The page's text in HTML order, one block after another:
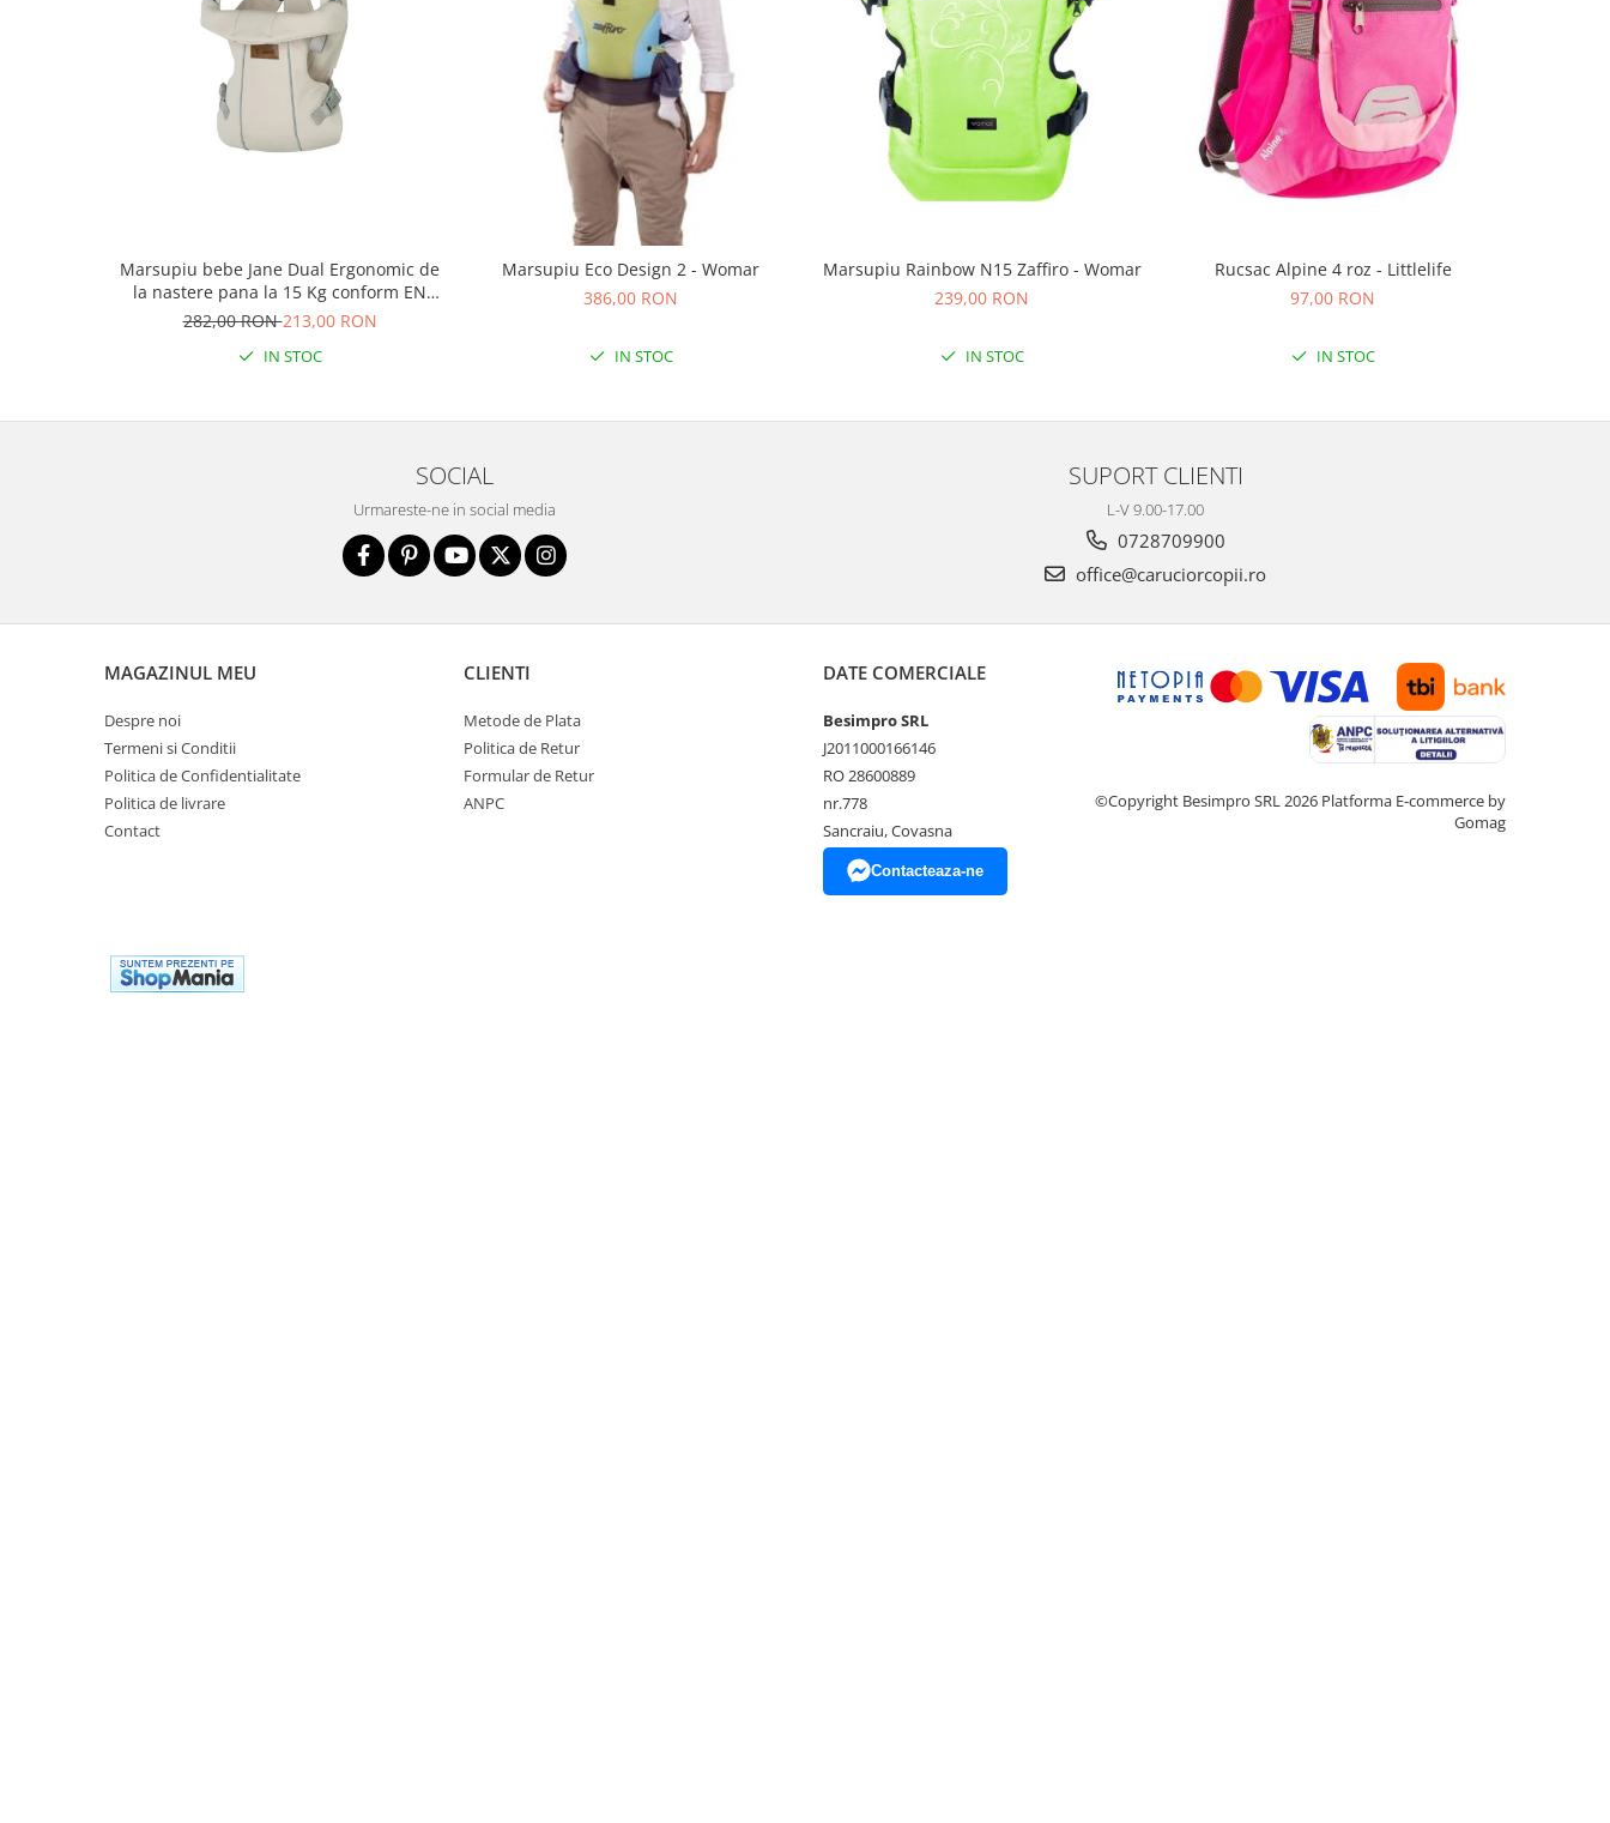
Biciclete copii si adulti
Biciclete copii cu roti 10 inch (2-4
Biciclete copii cu roti 12 inch (3-6
Biciclete copii cu roti 20 inch
Biciclete cu roti 24 inch
Scaune de biciclete copii
Masinute si motociclete electrice
Premergatoare, Balansoare, Centre
si saltelute de joaca
Premergatoare
Covorase de joaca
Marsupiu bebe Jane Dual Ergonomic de
la nastere pana la 15 Kg conform EN
13209-2:2015 Sand
282,00 RON213,00 RON
IN STOC
Marsupiu Eco Design 2 - Womar
386,00 RON
IN STOC
Marsupiu Rainbow N15 Zaffiro - Womar
239,00 RON
IN STOC
Rucsac Alpine 4 roz - Littlelife
97,00 RON
IN STOC
SOCIAL
Urmareste-ne in social media
SUPORT CLIENTI
L-V 9.00-17.00
0728709900
office@caruciorcopii.ro
MAGAZINUL MEU
Despre noi
Termeni si Conditii
Politica de Confidentialitate
Politica de livrare
Contact
CLIENTI
Metode de Plata
Politica de Retur
Formular de Retur
ANPC
DATE COMERCIALE
Besimpro SRL
J2011000166146
RO 28600889
nr.778
Sancraiu, Covasna
Contacteaza-ne
©Copyright Besimpro SRL 2026 Platforma E-commerce by
Gomag